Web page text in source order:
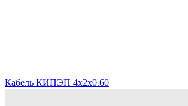
Кабель КИПЭП 4х2х0.60